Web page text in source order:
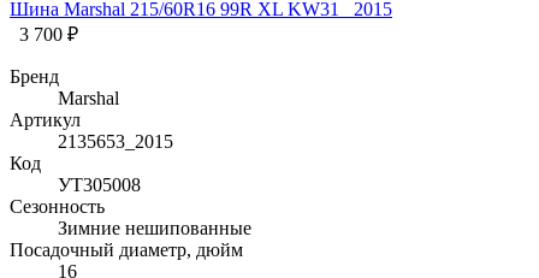
Шина Marshal 215/60R16 99R XL KW31 _2015
3 700 ₽
Бренд
Marshal
Артикул
2135653_2015
Код
УТ305008
Сезонность
Зимние нешипованные
Посадочный диаметр, дюйм
16